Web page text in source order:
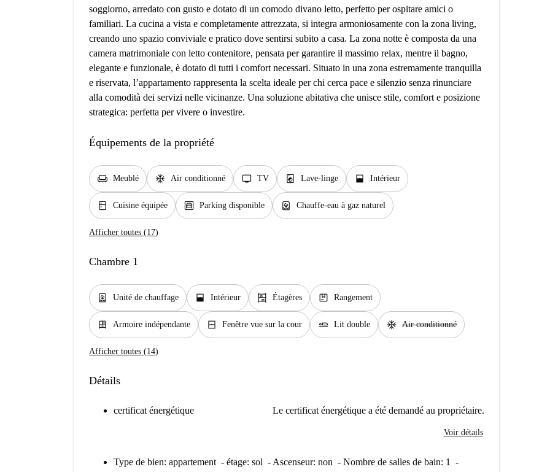
soggiorno, arredato con gusto e dotato di un comodo divano letto, perfetto per ospitare amici o
familiari. La cucina a vista e completamente attrezzata, si integra armoniosamente con la zona living,
creando uno spazio conviviale e pratico dove sentirsi subito a casa. La zona notte è composta da una
camera matrimoniale con letto contenitore, pensata per garantire il massimo relax, mentre il bagno,
elegante e funzionale, è dotato di tutti i comfort necessari. Situato in una zona estremamente tranquilla
e riservata, l’appartamento rappresenta la scelta ideale per chi cerca pace e silenzio senza rinunciare
alla comodità dei servizi nelle vicinanze. Una soluzione abitativa che unisce stile, comfort e posizione
strategica: perfetta per vivere o investire.
Équipements de la propriété
chair Meublé ac_unit Air conditionné tv TV local_laundry_service Lave-linge window_open Intérieur
kitchen Cuisine équipée garage Parking disponible water_heater Chauffe-eau à gaz naturel
Afficher toutes (17)
Chambre 1
water_heater Unité de chauffage window_open Intérieur shelves Étagères package Rangement
dresser Armoire indépendante window_closed Fenêtre vue sur la cour airline_seat_flat Lit double ac_unit Air conditionné
Afficher toutes (14)
Détails
certificat énergétique Le certificat énergétique a été demandé au propriétaire.
Voir détails
Type de bien: appartement - étage: sol - Ascenseur: non - Nombre de salles de bain: 1 -